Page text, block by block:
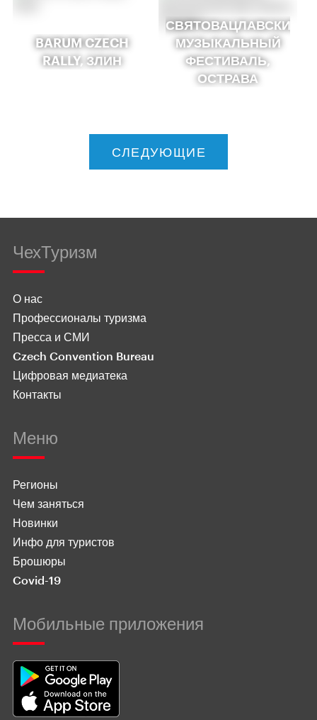
BARUM CZECH
RALLY, ЗЛИН
СВЯТОВАЦЛАВСКИЙ
МУЗЫКАЛЬНЫЙ
ФЕСТИВАЛЬ,
ОСТРАВА
СЛЕДУЮЩИЕ
ЧехТуризм
О нас
Профессионалы туризма
Пресса и СМИ
Czech Convention Bureau
Цифровая медиатека
Контакты
Меню
Регионы
Чем заняться
Новинки
Инфо для туристов
Брошюры
Covid-19
Мобильные приложения